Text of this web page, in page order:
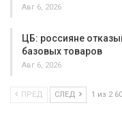
Авг 6, 2026
ЦБ: россияне
базовых товаров
Авг 6, 2026
ПРЕД СЛЕД 1 из 2